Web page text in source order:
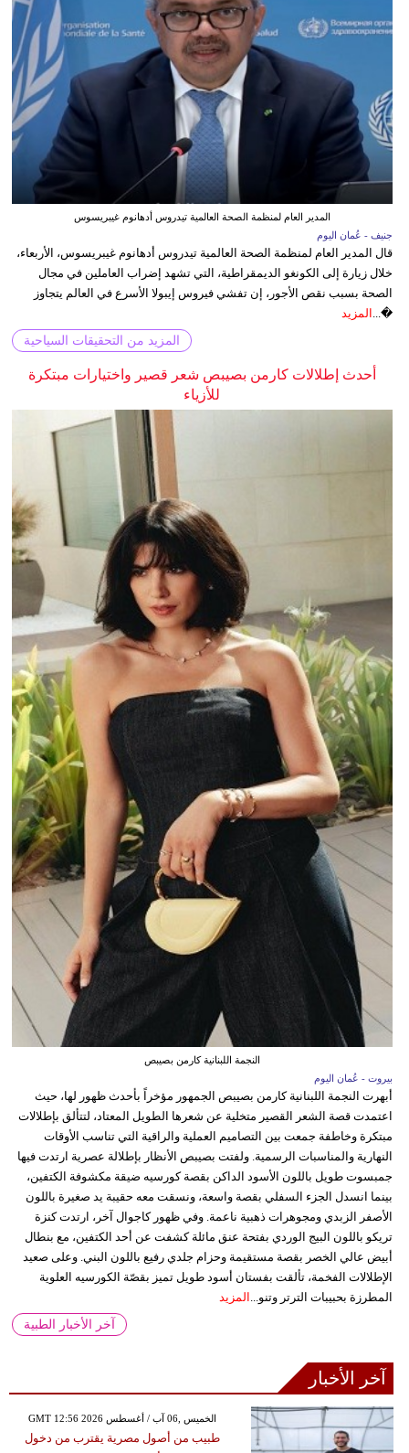
المدير العام لمنظمة الصحة العالمية تيدروس أدهانوم غيبريسوس
جنيف - عُمان اليوم
قال المدير العام لمنظمة الصحة العالمية تيدروس أدهانوم غيبريسوس، الأربعاء،
خلال زيارة إلى الكونغو الديمقراطية، التي تشهد إضراب العاملين في مجال
الصحة بسبب نقص الأجور، إن تفشي فيروس إيبولا الأسرع في العالم يتجاوز
�... المزيد
المزيد من التحقيقات السياحية
أحدث إطلالات كارمن بصيبص شعر قصير واختيارات مبتكرة
للأزياء
النجمة اللبنانية كارمن بصيبص
بيروت - عُمان اليوم
أبهرت النجمة اللبنانية كارمن بصيبص الجمهور مؤخراً بأحدث ظهور لها، حيث
اعتمدت قصة الشعر القصير متخلية عن شعرها الطويل المعتاد، لتتألق بإطلالات
مبتكرة وخاطفة جمعت بين التصاميم العملية والراقية التي تناسب الأوقات
النهارية والمناسبات الرسمية. ولفتت بصيبص الأنظار بإطلالة عصرية ارتدت فيها
جمبسوت طويل باللون الأسود الداكن بقصة كورسيه ضيقة مكشوفة الكتفين،
بينما انسدل الجزء السفلي بقصة واسعة، ونسقت معه حقيبة يد صغيرة باللون
الأصفر الزبدي ومجوهرات ذهبية ناعمة. وفي ظهور كاجوال آخر، ارتدت كنزة
تريكو باللون البيج الوردي بفتحة عنق مائلة كشفت عن أحد الكتفين، مع بنطال
أبيض عالي الخصر بقصة مستقيمة وحزام جلدي رفيع باللون البني. وعلى صعيد
الإطلالات الفخمة، تألقت بفستان أسود طويل تميز بقصّة الكورسيه العلوية
المطرزة بحبيبات الترتر وتنو... المزيد
آخر الأخبار الطبية
آخر الأخبار
GMT 12:56 2026 الخميس ,06 آب / أغسطس
طبيب من أصول مصرية يقترب من دخول